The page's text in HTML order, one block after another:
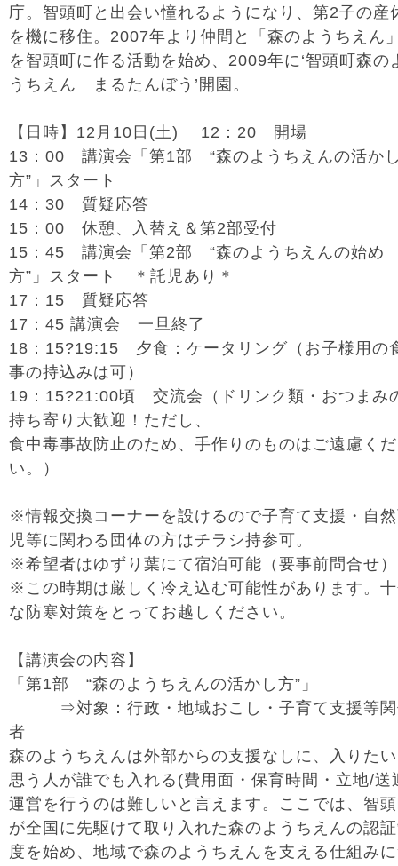
庁。智頭町と出会い憧れるようになり、第2子の産
を機に移住。2007年より仲間と「森のようちえん
を智頭町に作る活動を始め、2009年に‘智頭町森の
うちえん まるたんぼう’開 園。
【日時】12月10日(土) 12：20 開場
13：00 講演会「第1部 “森のようちえんの活か
方”」スタート
14：30 質疑応答
15：00 休憩、入替え＆第2部受付
15：45 講演会「第2部 “森のようちえんの始め
方”」スタート ＊託児あり＊
17：15 質疑応答
17：45 講演会 一旦終了
18：15?19:15 夕食：ケータリング（お子様用の
事の持込みは可）
19：15?21:00頃 交流会（ドリンク類・おつまみ
持ち寄り大歓迎！ただし、
食中毒事故防止のため、手作りのものはご遠慮く
い。）
※情報交換コーナーを設けるので子育て支援・自
児等に関わる団体の方はチラシ持参可。
※希望者はゆずり葉にて宿泊可能（要事前問合せ）
※この時期は厳しく冷え込む可能性があります。
な防寒対策をとってお越しください。
【講演会の内容】
「第1部 “森のようちえんの活かし方”」
⇒対象：行政・地域おこし・子育て支援等関
者
森のようちえんは外部からの支援なしに、入りた
思う人が誰でも入れる(費用面・保育時間・立地/送
運営を行うのは難しいと言えます。ここでは、智
が全国に先駆けて取り入れた森のようちえんの認
度を始め、地域で森のようちえんを支える仕組み